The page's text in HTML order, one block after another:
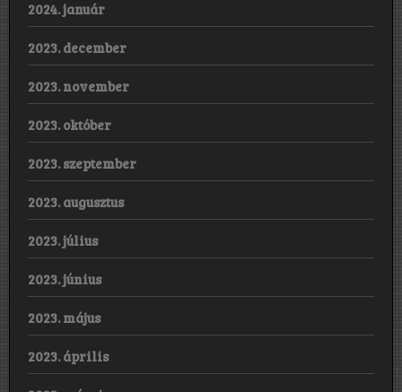
2024. január
2023. december
2023. november
2023. október
2023. szeptember
2023. augusztus
2023. július
2023. június
2023. május
2023. április